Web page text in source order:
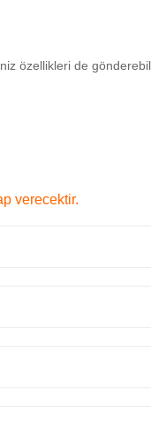
özellikleri de
verecektir.